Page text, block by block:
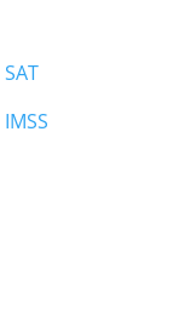
SAT
IMSS